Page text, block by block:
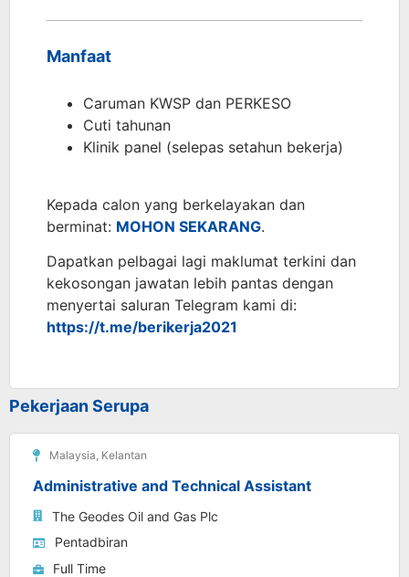
Manfaat
Caruman KWSP dan PERKESO
Cuti tahunan
Klinik panel (selepas setahun bekerja)
Kepada calon yang berkelayakan dan
berminat: MOHON SEKARANG.
Dapatkan pelbagai lagi maklumat terkini dan
kekosongan jawatan lebih pantas dengan
menyertai saluran Telegram kami di:
https://t.me/berikerja2021
Pekerjaan Serupa
Malaysia Kelantan
Administrative and Technical Assistant
The Geodes Oil and Gas Plc
Pentadbiran
Full Time